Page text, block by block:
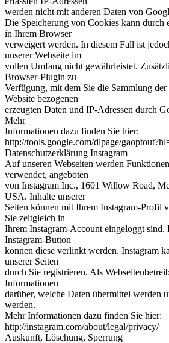
werden nicht mit anderen Daten von
Die Speicherung von Cookies kann durch
in Ihrem Browser
verweigert werden. In diesem Fall ist
unserer Webseite im
vollen Umfang nicht gewährleistet.
Browser-Plugin zu
Verfügung, mit dem Sie die Sammlung
Website bezogenen
erzeugten Daten und IP-Adressen durch
Mehr
Informationen dazu finden Sie hier:
http://tools.google.com/dlpage/
Datenschutzerklärung Instagram
Auf unseren Webseiten werden
verwendet, angeboten
von Instagram Inc., 1601 Willow Road,
USA. Inhalte unserer
Seiten können mit Ihrem Instagram-Profil
Sie zeitgleich in
Ihrem Instagram-Account eingeloggt
Instagram-Button
können diese verlinkt werden. Instagram
unserer Seiten
durch Sie registrieren. Als
Informationen
darüber, welche Daten übermittel werden
werden.
Mehr Informationen dazu finden Sie hier:
http://instagram.com/about/legal/privacy/
Auskunft, Löschung, Sperrung